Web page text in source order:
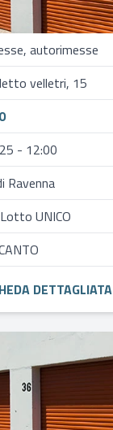
autorimesse
velletri, 15
- 12:00
Ravenna
UNICO
DETTAGLIATA